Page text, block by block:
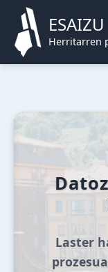
ESAIZU
Herritarren
Laster